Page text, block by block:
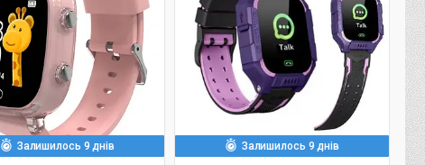
Залишилось 9 днів Залишилось 9 днів